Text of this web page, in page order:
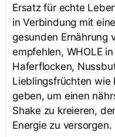
Ersatz für echte
in Verbindung mit
gesunden Ernährung
empfehlen, WHOLE
Haferflocken,
Lieblingsfrüchten wie
geben, um einen
Shake zu kreieren,
Energie zu versorgen.